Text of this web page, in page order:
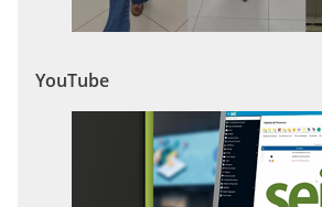
YouTube